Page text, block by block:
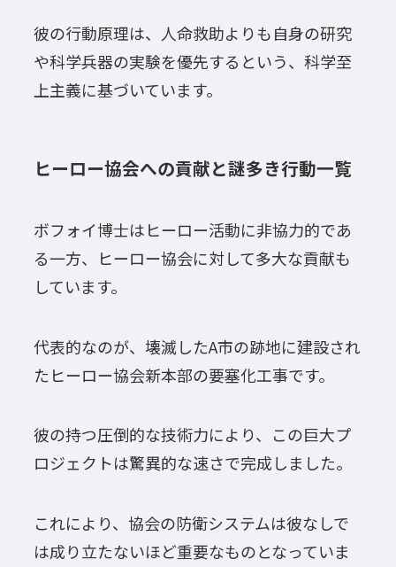
彼の行動原理は、人命救助よりも自身の研究
や科学兵器の実験を優先するという、科学至
上主義に基づいています。
ヒーロー協会への貢献と謎多き行動一覧
ボフォイ博士はヒーロー活動に非協力的であ
る一方、ヒーロー協会に対して多大な貢献も
しています。
代表的なのが、壊滅したA市の跡地に建設され
たヒーロー協会新本部の要塞化工事です。
彼の持つ圧倒的な技術力により、この巨大プ
ロジェクトは驚異的な速さで完成しました。
これにより、協会の防衛システムは彼なしで
は成り立たないほど重要なものとなっていま